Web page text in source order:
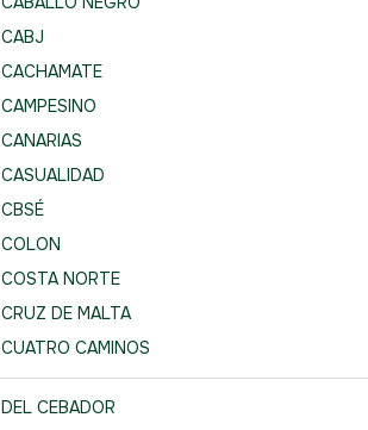
CABJ
CACHAMATE
CAMPESINO
CANARIAS
CASUALIDAD
CBSÉ
COLON
COSTA NORTE
CRUZ DE MALTA
CUATRO CAMINOS
DEL CEBADOR